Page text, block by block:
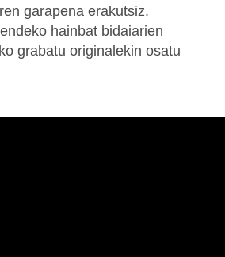
garapena erakutsiz.
hainbat bidaiarien
grabatu originalekin osatu